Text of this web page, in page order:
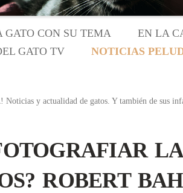
GATO CON SU TEMA EN LA
GATO TV
NOTICIAS
y actualidad de gatos. Y también de sus
ROBERT